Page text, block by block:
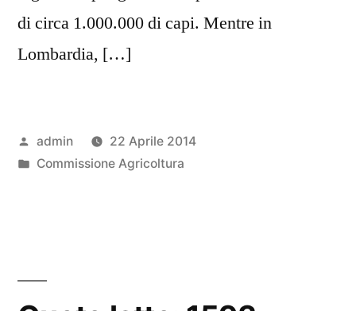
di circa 1.000.000 di capi. Mentre in
Lombardia, […]
Pubblicato
da
admin
22 Aprile 2014
Pubblicato
Commissione Agricoltura